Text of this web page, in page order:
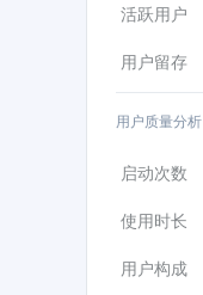
活跃用户
用户留存
用户质量分析
启动次数
使用时长
用户构成